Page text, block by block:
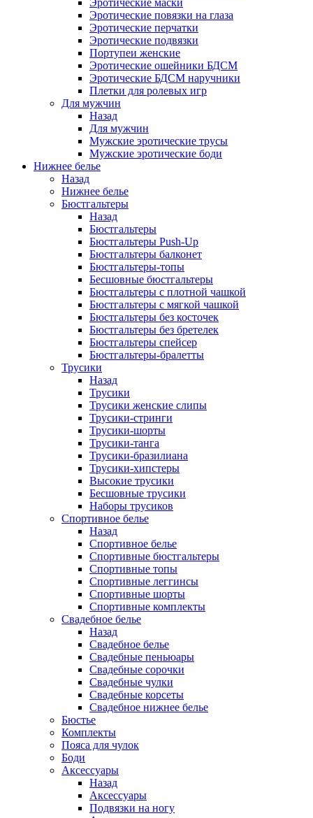
Эротические маски
Эротические повязки на глаза
Эротические перчатки
Эротические подвязки
Портупеи женские
Эротические ошейники БДСМ
Эротические БДСМ наручники
Плетки для ролевых игр
Для мужчин
Назад
Для мужчин
Мужские эротические трусы
Мужские эротические боди
Нижнее белье
Назад
Нижнее белье
Бюстгальтеры
Назад
Бюстгальтеры
Бюстгальтеры Push-Up
Бюстгальтеры балконет
Бюстгальтеры-топы
Бесшовные бюстгальтеры
Бюстгальтеры с плотной чашкой
Бюстгальтеры с мягкой чашкой
Бюстгальтеры без косточек
Бюстгальтеры без бретелек
Бюстгальтеры спейсер
Бюстгальтеры-бралетты
Трусики
Назад
Трусики
Трусики женские слипы
Трусики-стринги
Трусики-шорты
Трусики-танга
Трусики-бразилиана
Трусики-хипстеры
Высокие трусики
Бесшовные трусики
Наборы трусиков
Спортивное белье
Назад
Спортивное белье
Спортивные бюстгальтеры
Спортивные топы
Спортивные леггинсы
Спортивные шорты
Спортивные комплекты
Свадебное белье
Назад
Свадебное белье
Свадебные пеньюары
Свадебные сорочки
Свадебные чулки
Свадебные корсеты
Свадебное нижнее белье
Бюстье
Комплекты
Пояса для чулок
Боди
Аксессуары
Назад
Аксессуары
Подвязки на ногу